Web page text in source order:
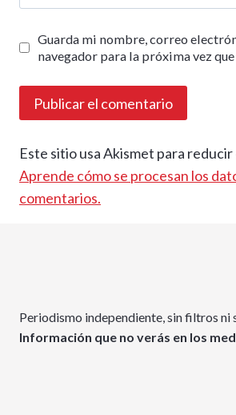
Guarda mi nombre, correo
navegador para la próxima vez
Este sitio usa Akismet para reducir
Aprende cómo se procesan los
comentarios.
Periodismo independiente, sin filtros ni
Información que no verás en los